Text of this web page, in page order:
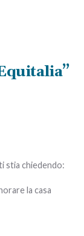
stia chiedendo:
la casa